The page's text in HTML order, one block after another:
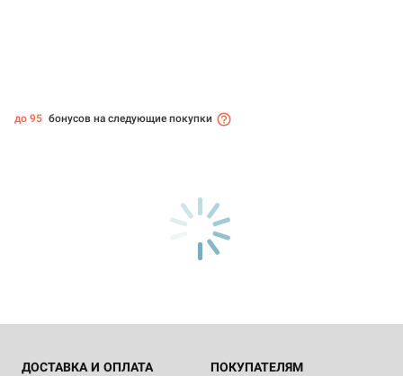
до 95 бонусов на следующие покупки
ДОСТАВКА И ОПЛАТА ПОКУПАТЕЛЯМ